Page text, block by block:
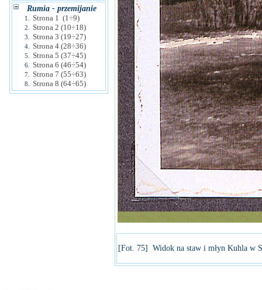
Rumia - przemijanie
1. Strona 1 (1÷9)
2. Strona 2 (10÷18)
3. Strona 3 (19÷27)
4. Strona 4 (28÷36)
5. Strona 5 (37÷45)
6. Strona 6 (46÷54)
7. Strona 7 (55÷63)
8. Strona 8 (64÷65)
[Fot. 75] Widok na staw i młyn Kuhla w